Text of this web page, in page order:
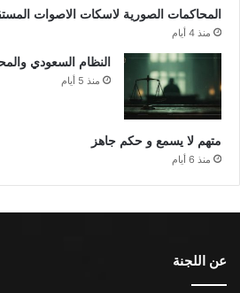
المحاكمات الصورية لاسكات الاصوات
منذ 4 أيام
النظام السعودي
منذ 5 أيام
متهم لا يسمع و حكم جاهز
منذ 6 أيام
عن اللجنة